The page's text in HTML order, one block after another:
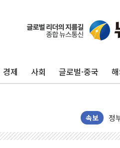
경제 사회 글로벌·중국
속보
[AI
중
국
쉐